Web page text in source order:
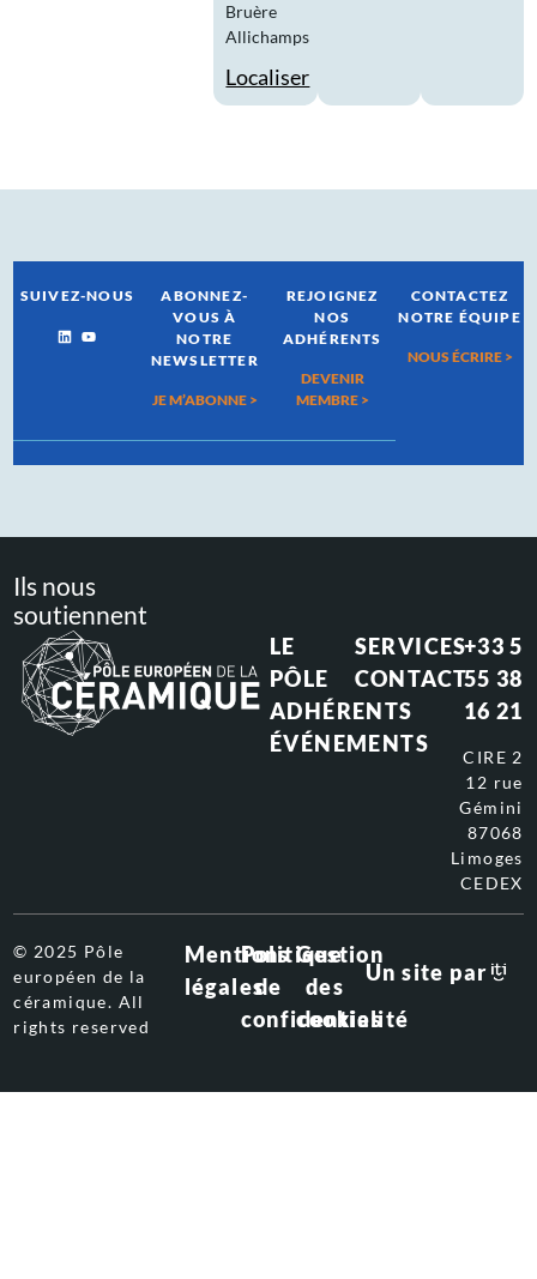
Bruère
Allichamps
Localiser
SUIVEZ-NOUS
ABONNEZ-
VOUS À
NOTRE
NEWSLETTER
JE M’ABONNE >
REJOIGNEZ
NOS
ADHÉRENTS
DEVENIR
MEMBRE >
CONTACTEZ
NOTRE ÉQUIPE
NOUS ÉCRIRE >
Ils nous
soutiennent
LE
PÔLE
ADHÉRENTS
ÉVÉNEMENTS
SERVICES
CONTACT
+33 5
55 38
16 21
CIRE 2
12 rue
Gémini
87068
Limoges
CEDEX
© 2025 Pôle
européen de la
céramique. All
rights reserved
Mentions
légales
Politique
de
confidentialité
Gestion
des
cookies
Un site par